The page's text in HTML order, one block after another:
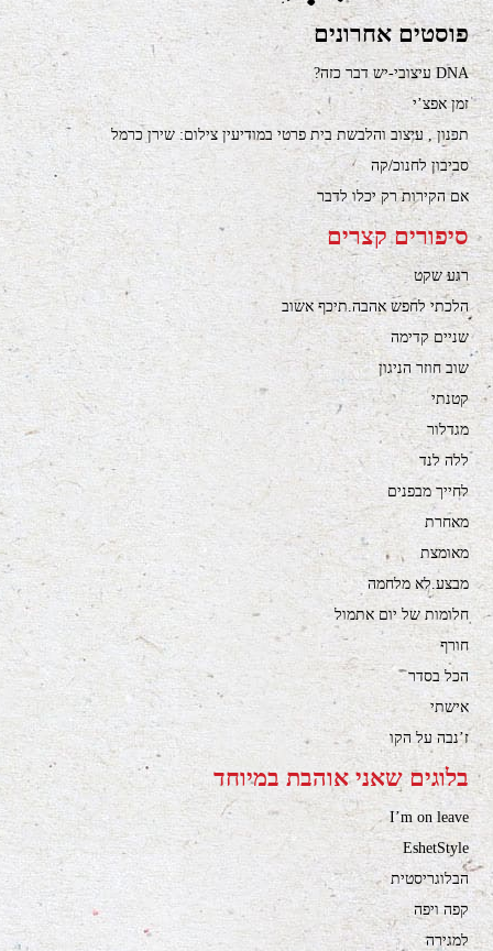
פוסטים אחרונים
DNA עיצובי-יש דבר כזה?
זמן אפצ’י
תכנון , עיצוב והלבשת בית פרטי במודיעין צילום: שירן כרמל
סביבון לחנוכ/קה
אם הקירות רק יכלו לדבר
סיפורים קצרים
רגע שקט
הלכתי לחפש אהבה.תיכף אשוב
שניים קדימה
שוב חוזר הניגון
קטנתי
מגדלור
ללה לנד
לחייך מבפנים
מאחרת
מאומצת
מבצע.לא מלחמה
חלומות של יום אתמול
חורף
הכל בסדר
אישתי
ז’נבה על הקו
בלוגים שאני אוהבת במיוחד
I’m on leave
EshetStyle
הבלוגריסטית
קפה ויפה
למגירה